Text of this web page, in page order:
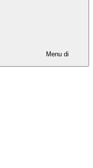
Menu di